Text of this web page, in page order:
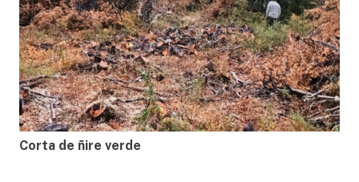
Corta de ñire verde